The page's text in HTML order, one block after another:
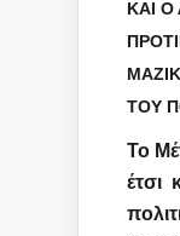
ΚΑΙ
ΤΟΥ
Το
έτσι